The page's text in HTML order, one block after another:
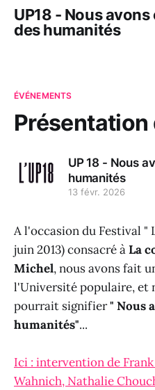
UP18 - Nous
des humanités
ÉVÉNEMENTS
Présentation
UP 18 - Nous
humanités
13 févr. 2026
A l'occasion du Festival "
juin 2013) consacré àLa
Michel, nous avons fait
l'Université populaire, et
pourrait signifier" Nous
humanités"...
Ici : intervention de
Wahnich, Nathalie